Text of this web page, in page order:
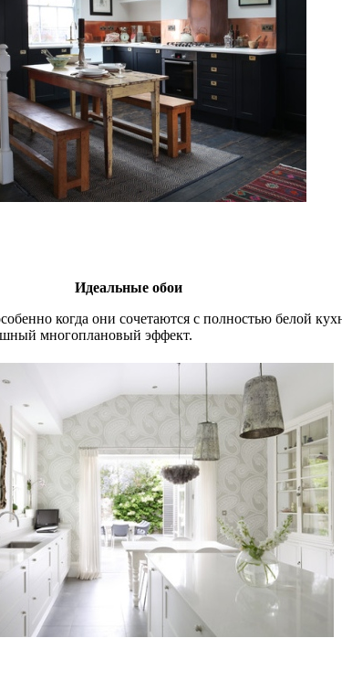
Идеальные обои
когда они сочетаются с полностью белой
многоплановый эффект.